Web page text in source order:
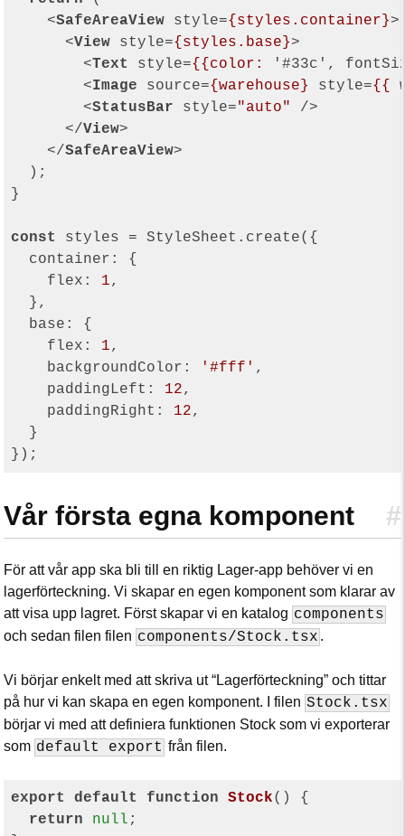
<SafeAreaView style={styles.container}>
<View style={styles.base}>
<Text style={{color: '#33c ',
<Image source={warehouse} style={{
<StatusBar style="auto"
/>
</View>
</SafeAreaView>
  );
}
const
styles = StyleSheet.create({
container : {
flex : 1,
  },
base : {
flex : 1,
backgroundColor : '#fff' ,
paddingLeft : 12,
paddingRight : 12,
  }
#
Vår första egna komponent
För att vår app ska bli till en riktig Lager-app behöver vi en
lagerförteckning. Vi skapar en egen komponent som klarar av
att visa upp lagret. Först skapar vi en katalog components
och sedan filen filen components/Stock.tsx .
Vi börjar enkelt med att skriva ut “Lagerförteckning” och tittar
på hur vi kan skapa en egen komponent. I filen Stock.tsx
börjar vi med att definiera funktionen Stock som vi exporterar
som default export från filen.
export default function Stock( ) {
return
null ;